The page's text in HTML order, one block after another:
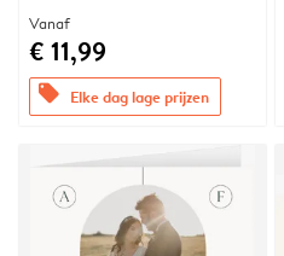
Vanaf
€ 11,99
offers Elke dag lage prijzen